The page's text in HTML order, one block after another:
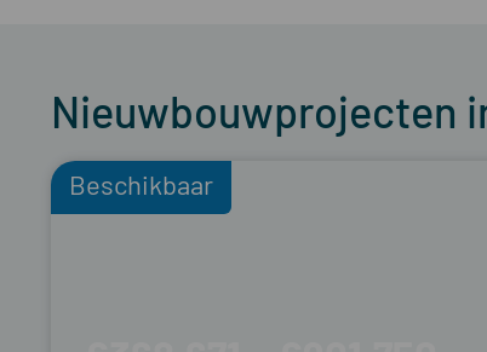
Nieuwbouwprojecten
Beschikbaar